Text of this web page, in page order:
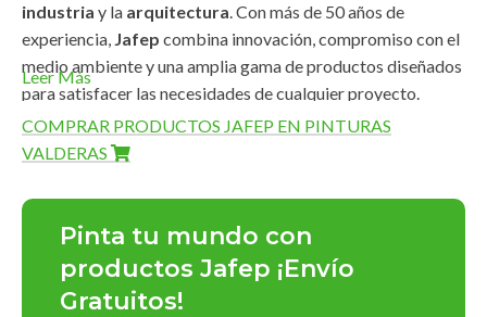
industria y la arquitectura. Con más de 50 años de
experiencia, Jafep combina innovación, compromiso con el
medio ambiente y una amplia gama de productos diseñados
para satisfacer las necesidades de cualquier proyecto.
Amplia Gama de Productos
Pinturas Jafepofrece una línea completa de productos de
alta calidad que destacan por su
impecablesy fácil aplicación:
Pinturas para interiores y exteriores
Leer Más
COMPRAR PRODUCTOS JAFEP EN PINTURAS
VALDERAS
Pinta tu mundo con
productos Jafep ¡Envío
Gratuitos!